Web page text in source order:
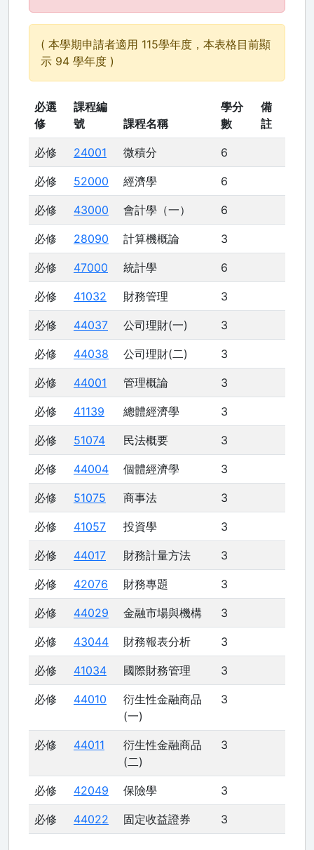
( 本學期申請者適用 115學年度，本表格目前顯
示 94 學年度 )
必選
修
課程編
號
課程名稱
學分
數
備
註
必修 24001 微積分 6
必修 52000 經濟學 6
必修 43000 會計學（一） 6
必修 28090 計算機概論 3
必修 47000 統計學 6
必修 41032 財務管理 3
必修 44037 公司理財(一) 3
必修 44038 公司理財(二) 3
必修 44001 管理概論 3
必修 41139 總體經濟學 3
必修 51074 民法概要 3
必修 44004 個體經濟學 3
必修 51075 商事法 3
必修 41057 投資學 3
必修 44017 財務計量方法 3
必修 42076 財務專題 3
必修 44029 金融市場與機構 3
必修 43044 財務報表分析 3
必修 41034 國際財務管理 3
必修 44010
衍生性金融商品
(一)
3
必修 44011
衍生性金融商品
(二)
3
必修 42049 保險學 3
必修 44022 固定收益證券 3